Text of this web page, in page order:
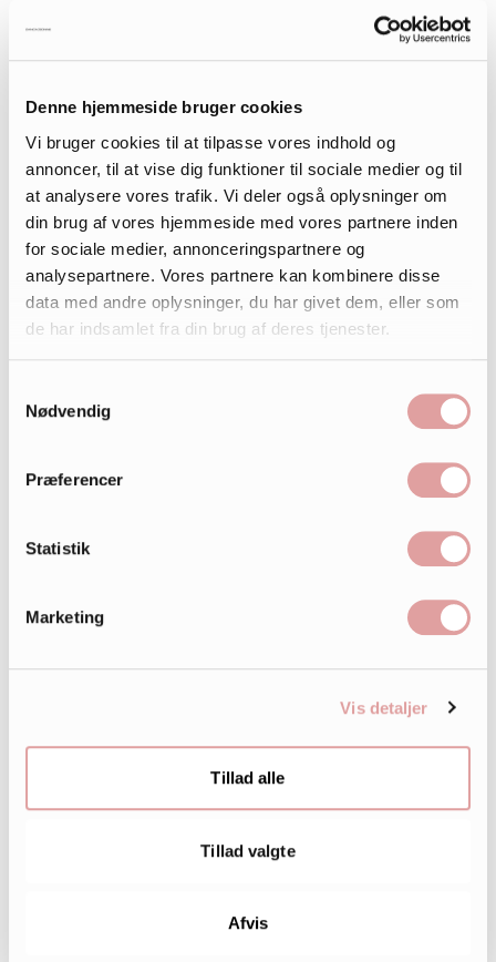
Denne hjemmeside bruger cookies
Vi bruger cookies til at tilpasse vores indhold og
annoncer, til at vise dig funktioner til sociale medier og til
at analysere vores trafik. Vi deler også oplysninger om
din brug af vores hjemmeside med vores partnere inden
for sociale medier, annonceringspartnere og
analysepartnere. Vores partnere kan kombinere disse
data med andre oplysninger, du har givet dem, eller som
de har indsamlet fra din brug af deres tjenester.
Nødvendig
Præferencer
Statistik
Marketing
Vis detaljer
Tillad alle
Tillad valgte
Afvis
242.000
LIKES